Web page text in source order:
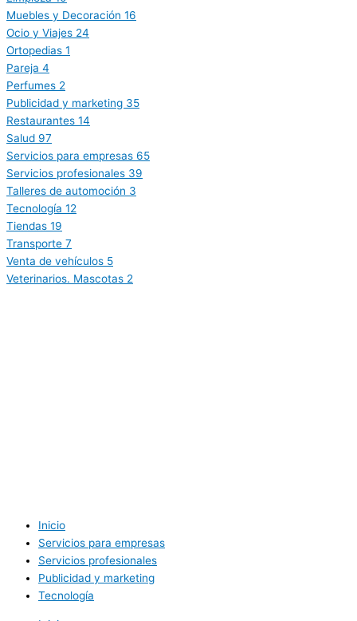
Muebles y Decoración 16
Ocio y Viajes 24
Ortopedias 1
Pareja 4
Perfumes 2
Publicidad y marketing 35
Restaurantes 14
Salud 97
Servicios para empresas 65
Servicios profesionales 39
Talleres de automoción 3
Tecnología 12
Tiendas 19
Transporte 7
Venta de vehículos 5
Veterinarios. Mascotas 2
Inicio
Servicios para empresas
Servicios profesionales
Publicidad y marketing
Tecnología